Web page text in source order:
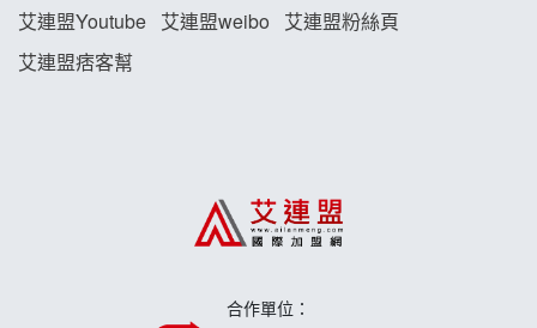
藍象廷泰式火鍋加盟說明會
日十。早午食加盟說明會
莫尼早餐Morni加盟說明會
艾連盟Youtube 艾連盟weibo
艾連盟粉絲頁
艾連盟痞客幫
合作單位：